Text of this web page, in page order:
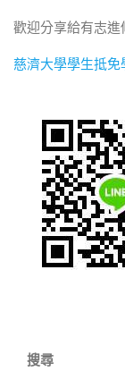
歡迎分享給有志進
慈濟大學學生抵免
搜尋